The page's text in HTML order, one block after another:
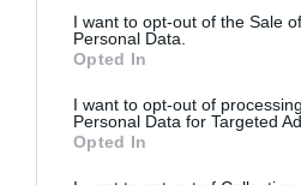
consent section.
I want to opt-out of the Sale
Personal Data.
Opted In
I want to opt-out of
Personal Data for Targeted
Opted In
"Az ember, aki a tengert
sújtott gyerek." Jean-